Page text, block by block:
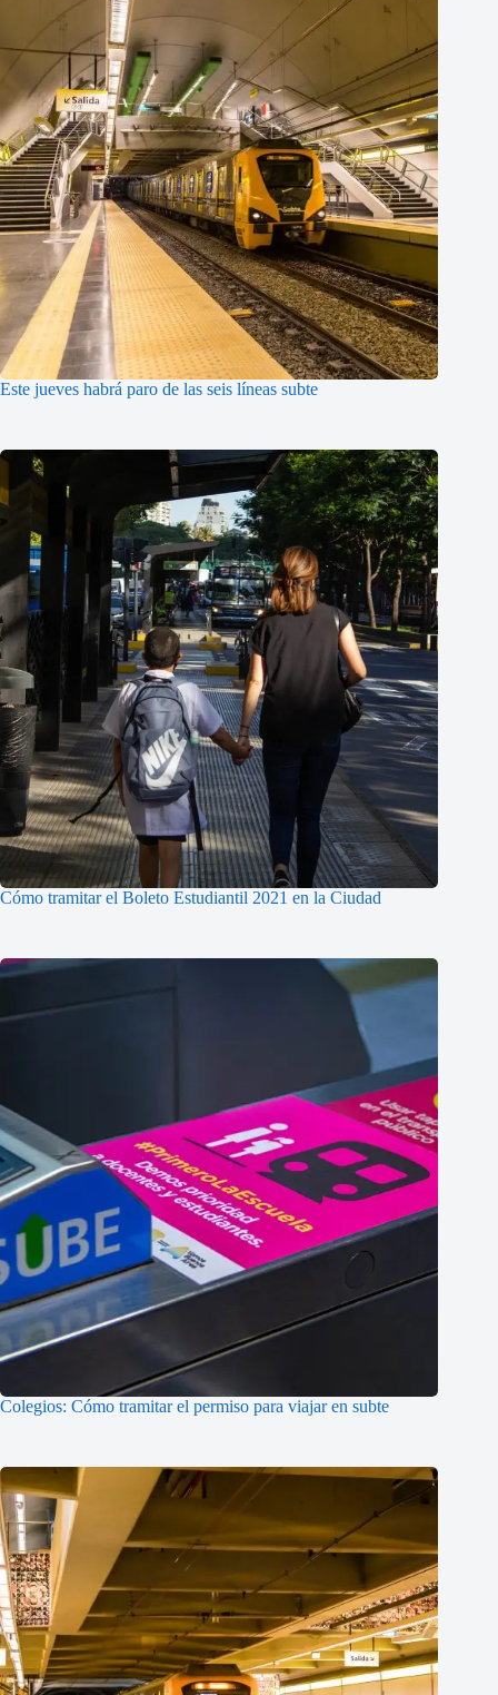
Este jueves habrá paro de las seis líneas subte
Cómo tramitar el Boleto Estudiantil 2021 en la Ciudad
Colegios: Cómo tramitar el permiso para viajar en subte